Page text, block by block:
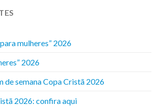
mulheres” 2026
2026
de semana Copa Cristã 2026
2026: confira aqui